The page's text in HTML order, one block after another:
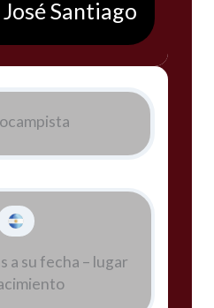
José Santiago
a su fecha – lugar